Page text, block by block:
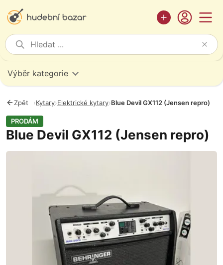
Výběr kategorie
Zpět ›Kytary›Elektrické kytary›Blue Devil GX112 (Jensen repro)
PRODÁM
Blue Devil GX112 (Jensen repro)